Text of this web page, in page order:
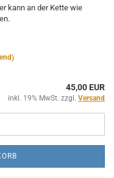
kann an der Kette wie
45,00 EUR
inkl. 19% MwSt. zzgl. Versand